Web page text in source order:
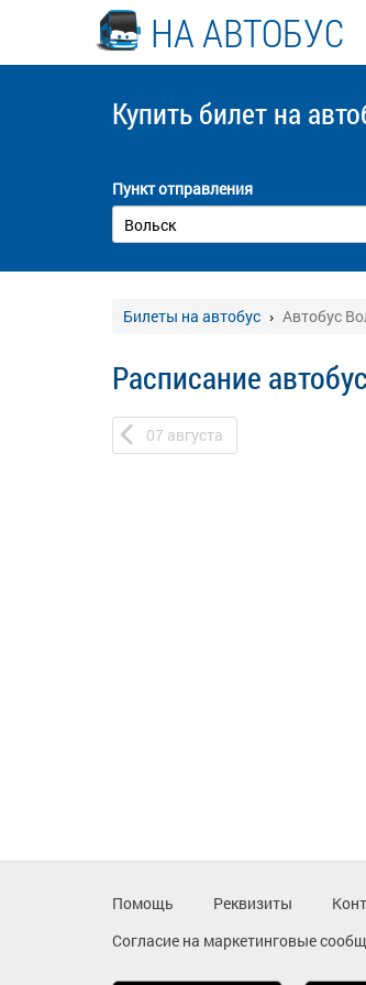
НА АВТОБУС
Купить билет на
Пункт отправления
Билеты на автобус Автобус
Расписание
07 августа
Помощь Реквизиты
Согласие на маркетинговые